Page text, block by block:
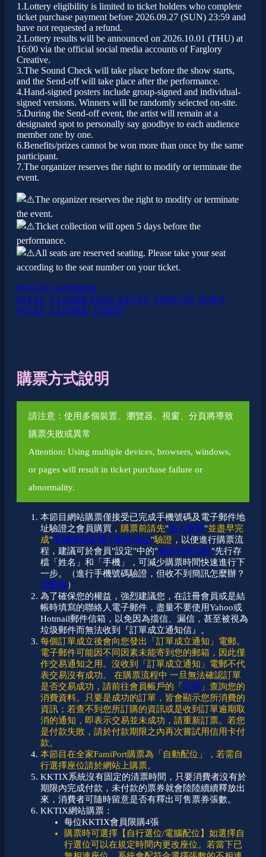
1.Lottery eligibility is limited to ticket holders who complete
ticket purchase payment before 2026.09.27 (SUN) 23:59 and
have not requested a refund.
2.Lottery results will be announced on 2026.10.01 (THU) at
16:00 via the official social media accounts of Farglory
Creative.
3.The Sound Check will take place before the show starts,
and the Send-off will take place after the performance.
4.Hand-signed posters include group-signed and individual-
signed versions. Winners will be randomly selected on-site.
5.During the Send-off event, the artist will remain at a
designated spot to personally say goodbye to each audience
member one by one.
6.Benefits/prizes cannot be won more than once by the same
participant.
7.The organizer reserves the right to modify or terminate the
event.
The organizer reserves the right to modify or terminate
the event.
Ticket collection will open 5 days before the
performance.
All seats are reserved seating. Please take your seat
according to the seat number on your ticket.
#STAYC #스테이씨
#STAY_CLOSER #2026_STAYC_FANCON_TOUR
#STAY_CLOSER_TAIPEI
購票方式說明
請注意：使用多個裝置、瀏覽器、視窗、分頁將導致
購票失敗或異常
Attention: Using multiple devices, browsers, windows,
or pages will result in ticket purchase failure or
abnormality.
本節目網站購票僅接受已完成手機號碼及電子郵件地
址驗證之會員購買， 購票前請先"加入會員"並盡早完
成"手機號碼及電子郵件地址"驗證 ，以便進行購票流
程，建議可於會員"設定"中的"報名預填資料"先行存
檔「姓名」和「手機」，可減少購票時間快速進行下
一步。（進行手機號碼驗證，但收不到簡訊怎麼辦？
請點我）
為了確保您的權益，強烈建議您，在註冊會員或是結
帳時填寫的聯絡人電子郵件，盡量不要使用Yahoo或
Hotmail郵件信箱，以免因為擋信、漏信，甚至被視為
垃圾郵件而無法收到『訂單成立通知信』。
每個訂單成立後會向您發出「訂單成立通知」電郵。
電子郵件可能因不同因素未能寄到您的郵箱，因此僅
作交易通知之用。沒收到「訂單成立通知」電郵不代
表交易沒有成功。 在購票流程中 一旦無法確認訂單
是否交易成功，請前往會員帳戶的「訂單 」查詢您的
消費資料。只要是成功的訂單，皆會顯示您所消費的
資訊；若查不到您所訂購的資訊或是收到訂單逾期取
消的通知，即表示交易並未成功，請重新訂票。若您
是付款失敗，請於付款期限之內再次嘗試用信用卡付
款。
本節目在全家FamiPort購票為「自動配位」，若需自
行選擇座位請於網站上購票。
KKTIX系統沒有固定的清票時間，只要消費者沒有於
期限內完成付款，未付款的票券就會陸陸續續釋放出
來，消費者可隨時留意是否有釋出可售票券張數。
KKTIX網站購票：
每位KKTIX會員限購4張
購票時可選擇【自行選位/電腦配位】如選擇自
行選位可以在規定時間內更改座位。若當下已